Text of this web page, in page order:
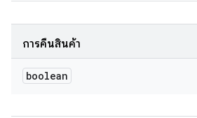
การคืนสินค้า
boolean